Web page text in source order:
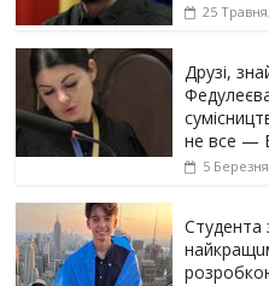
25
Друзі,
не все —
5
Студента